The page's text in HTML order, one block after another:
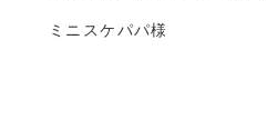
皆、美味しい！と言って食べて